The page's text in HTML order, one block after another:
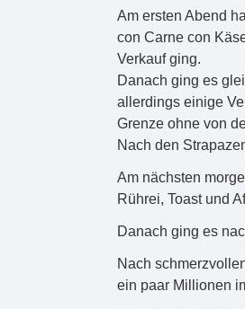
Am ersten Abend
con Carne con
Verkauf ging.
Danach ging es
allerdings einige
Grenze ohne von
Nach den
Am nächsten
Rührei, Toast und
Danach ging es
Nach
ein paar Millionen